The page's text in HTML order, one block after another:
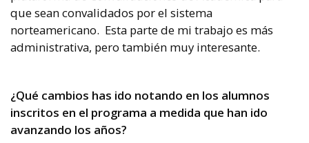
que sean convalidados por el sistema
norteamericano. Esta parte de mi trabajo es más
administrativa, pero también muy interesante.
¿Qué cambios has ido notando en los alumnos
inscritos en el programa a medida que han ido
avanzando los años?